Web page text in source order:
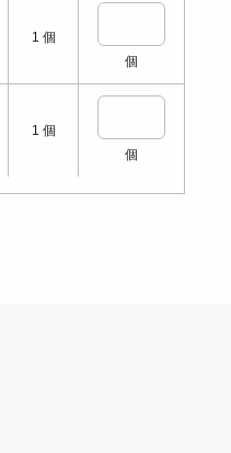
1 個
個
1 個
個